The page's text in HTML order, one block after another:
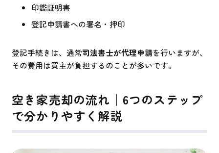
印鑑証明書
登記申請書への署名・押印
登記手続きは、通常司法書士が代理申請を行いますが、
その費用は買主が負担するのことが多いです。
空き家売却の流れ│6つのステップ
で分かりやすく解説